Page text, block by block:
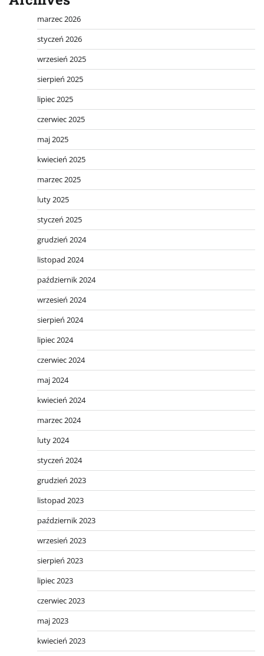
marzec 2026
styczeń 2026
wrzesień 2025
sierpień 2025
lipiec 2025
czerwiec 2025
maj 2025
kwiecień 2025
marzec 2025
luty 2025
styczeń 2025
grudzień 2024
listopad 2024
październik 2024
wrzesień 2024
sierpień 2024
lipiec 2024
czerwiec 2024
maj 2024
kwiecień 2024
marzec 2024
luty 2024
styczeń 2024
grudzień 2023
listopad 2023
październik 2023
wrzesień 2023
sierpień 2023
lipiec 2023
czerwiec 2023
maj 2023
kwiecień 2023